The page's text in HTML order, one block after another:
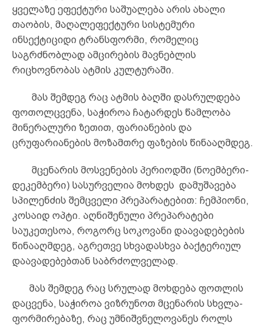
ყველაზე ეფექტური საშუალება არის ახალი
თაობის, მაღალეფექტური სისტემური
ინსექტიციდი ტრანსფორმი, რომელიც
საგრძნობლად ამცირების მავნებლის
რიცხოვნობას ატმის კულტურაში.
მას შემდეგ რაც ატმის ბაღში დასრულდება
ფოთოლცვენა, საჭიროა ჩატარდეს წამლობა
მინერალური ზეთით, ფარიანების და
ცრუფარიანების მოზამთრე ფაზების წინააღმდეგ.
მცენარის მოსვენების პერიოდში (ნოემბერი-
დეკემბერი) სასურველია მოხდეს დამუშავება
სპილენძის შემცველი პრეპარატებით: ჩემპიონი,
კოსაიდ ოპტი. აღნიშენული პრეპარატები
საუკეთესოა, როგორც სოკოვანი დაავადებების
წინააღმდეგ, აგრეთვე სხვადასხვა ბაქტერიულ
დაავადებებთან საბრძოლველად.
მას შემდეგ რაც სრულად მოხდება ფოთლის
დაცვენა, საჭიროა ვიზრუნოთ მცენარის სხვლა-
ფორმირებაზე, რაც უმნიშვნელოვანეს როლს